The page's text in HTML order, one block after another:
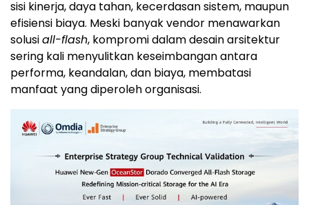
sisi kinerja, daya tahan, kecerdasan sistem, maupun
efisiensi biaya. Meski banyak vendor menawarkan
solusiall-flash, kompromi dalam desain arsitektur
sering kali menyulitkan keseimbangan antara
performa, keandalan, dan biaya, membatasi
manfaat yang diperoleh organisasi.